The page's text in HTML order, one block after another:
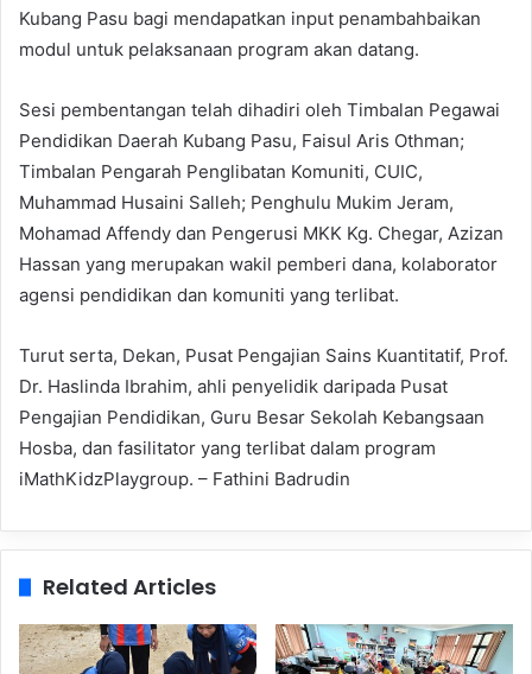
Kubang Pasu bagi mendapatkan input penambahbaikan
modul untuk pelaksanaan program akan datang.
Sesi pembentangan telah dihadiri oleh Timbalan Pegawai
Pendidikan Daerah Kubang Pasu, Faisul Aris Othman;
Timbalan Pengarah Penglibatan Komuniti, CUIC,
Muhammad Husaini Salleh; Penghulu Mukim Jeram,
Mohamad Affendy dan Pengerusi MKK Kg. Chegar, Azizan
Hassan yang merupakan wakil pemberi dana, kolaborator
agensi pendidikan dan komuniti yang terlibat.
Turut serta, Dekan, Pusat Pengajian Sains Kuantitatif, Prof.
Dr. Haslinda Ibrahim, ahli penyelidik daripada Pusat
Pengajian Pendidikan, Guru Besar Sekolah Kebangsaan
Hosba, dan fasilitator yang terlibat dalam program
iMathKidzPlaygroup. – Fathini Badrudin
Related Articles